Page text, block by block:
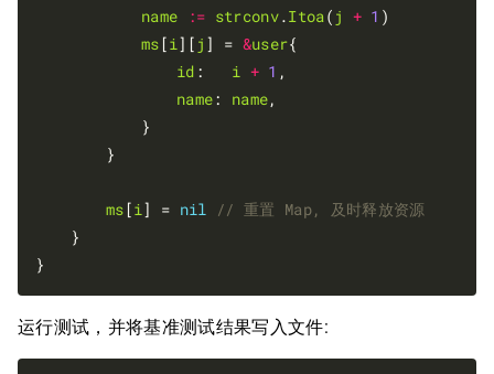
name
:= strconv.Itoa( j + 1 )
ms [i][ j ] = &user{
id : i + 1 ,
name: name,
ms [i] = nil
运行测试，并将基准测试结果写入文件: